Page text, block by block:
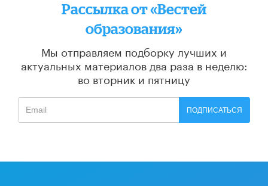
Рассылка от «Вестей
образования»
Мы отправляем подборку лучших и
актуальных материалов два раза в неделю:
во вторник и пятницу
ПОДПИСАТЬСЯ